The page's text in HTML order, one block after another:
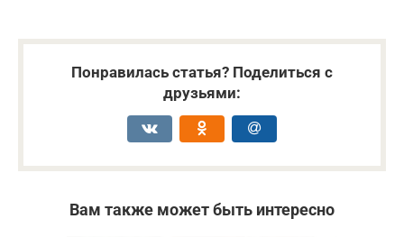
Понравилась статья? Поделиться с
друзьями:
Вам также может быть интересно